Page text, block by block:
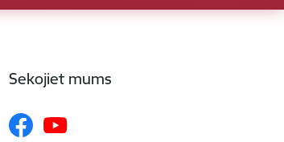
Sekojiet mums